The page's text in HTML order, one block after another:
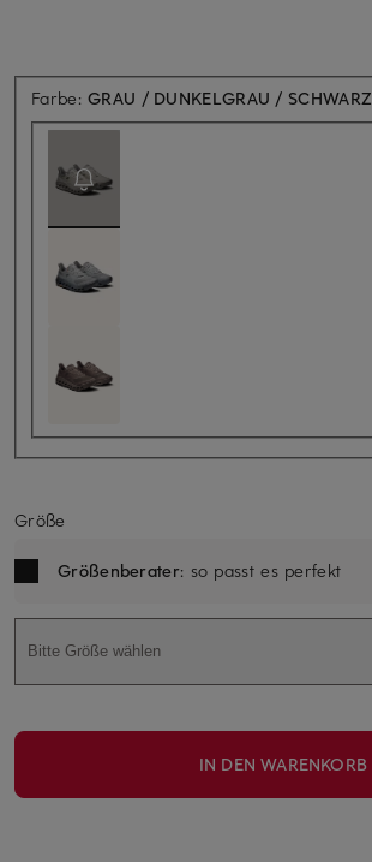
Farbe:GRAU / DUNKELGRAU / SCHWARZ
Größe
Größenberater: so passt es perfekt
Bitte Größe wählen
IN DEN WARENKORB